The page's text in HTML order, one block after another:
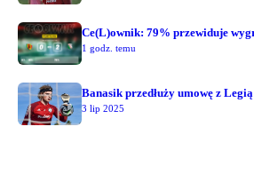
Ce(L)ownik: 79% przewiduje
1 godz. temu
Banasik przedłuży umowę z Legią
3 lip 2025